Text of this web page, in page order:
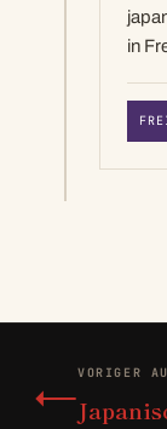
in
←VORIGER